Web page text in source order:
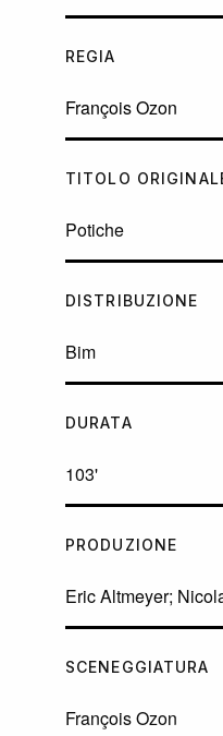
REGIA
François Ozon
TITOLO
Potiche
DISTRIBUZIONE
Bim
DURATA
103'
PRODUZIONE
Eric Altmeyer;
SCENEGGIATURA
François Ozon